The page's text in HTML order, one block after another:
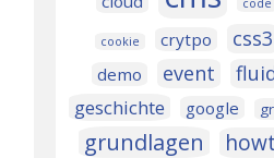
code
cookie crytpo css3
demo event
geschichte google
grundlagen